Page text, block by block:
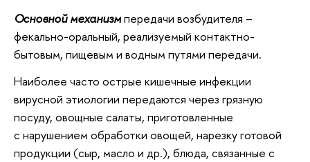
Основной механизмпередачи возбудителя –
фекально-оральный, реализуемый контактно-
бытовым, пищевым и водным путями передачи.
Наиболее часто острые кишечные инфекции
вирусной этиологии передаются через грязную
посуду, овощные салаты, приготовленные
с нарушением обработки овощей, нарезку готовой
продукции (сыр, масло и др.), блюда, связанные с